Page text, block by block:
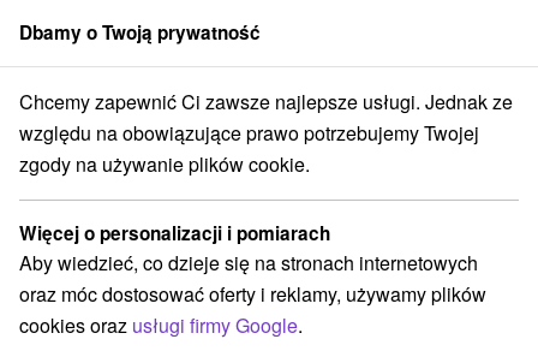
członek grupySorger
Atrakcje na Słowacji Aquaparki, baseny Skorušinské vrchy
Aquaparki, baseny Skorušinské
vrchy
Kategorie
Wszystkie kategorie
Dbamy o Twoją prywatność
Chcemy zapewnić Ci zawsze najlepsze usługi. Jednak ze
względu na obowiązujące prawo potrzebujemy Twojej
zgody na używanie plików cookie.
Więcej o personalizacji i pomiarach
Aby wiedzieć, co dzieje się na stronach internetowych
oraz móc dostosować oferty i reklamy, używamy plików
cookies oraz usługi firmy Google.